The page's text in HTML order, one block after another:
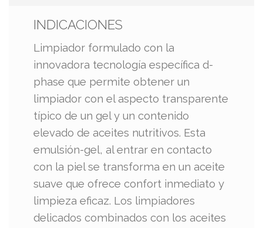
INDICACIONES
Limpiador formulado con la
innovadora tecnología específica d-
phase que permite obtener un
limpiador con el aspecto transparente
típico de un gel y un contenido
elevado de aceites nutritivos. Esta
emulsión-gel, al entrar en contacto
con la piel se transforma en un aceite
suave que ofrece confort inmediato y
limpieza eficaz. Los limpiadores
delicados combinados con los aceites